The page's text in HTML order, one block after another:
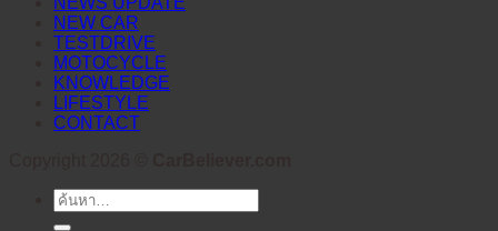
NEW CAR
TESTDRIVE
MOTOCYCLE
KNOWLEDGE
LIFESTYLE
CONTACT
ค้นหา: